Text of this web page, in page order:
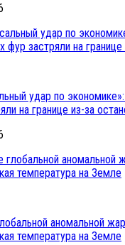
удар по
на границе из-за
аномальной
температура на Земле